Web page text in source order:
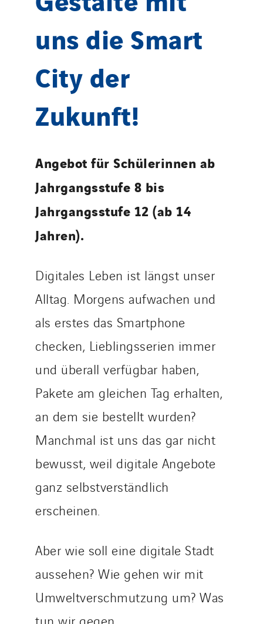
uns die Smart
City der
Zukunft!
Angebot für Schülerinnen ab
Jahrgangsstufe 8 bis
Jahrgangsstufe 12 (ab 14
Jahren).
Digitales Leben ist längst unser
Alltag. Morgens aufwachen und
als erstes das Smartphone
checken, Lieblingsserien immer
und überall verfügbar haben,
Pakete am gleichen Tag erhalten,
an dem sie bestellt wurden?
Manchmal ist uns das gar nicht
bewusst, weil digitale Angebote
ganz selbstverständlich
erscheinen.
Aber wie soll eine digitale Stadt
aussehen? Wie gehen wir mit
Umweltverschmutzung um? Was
tun wir gegen
Stroomverdeler
Sylvestre Energies
TelComTec
Telematic Solutions
TG Concept
Tiab
TranzCom
Travesset Beziers
Tunzini Antilles
Tunzini Grand Ouest
Tunzini Maintenance Nucléaire
TUNZINI Nucléaire
Tunzini Toulouse
Tunzini Troyes
Twyver
Uxello
Valette
VINCI Stiftung
LÄNDERSEITEN
Austria
Brasil
Czech Republic
Germany
Indonesia
Morocco